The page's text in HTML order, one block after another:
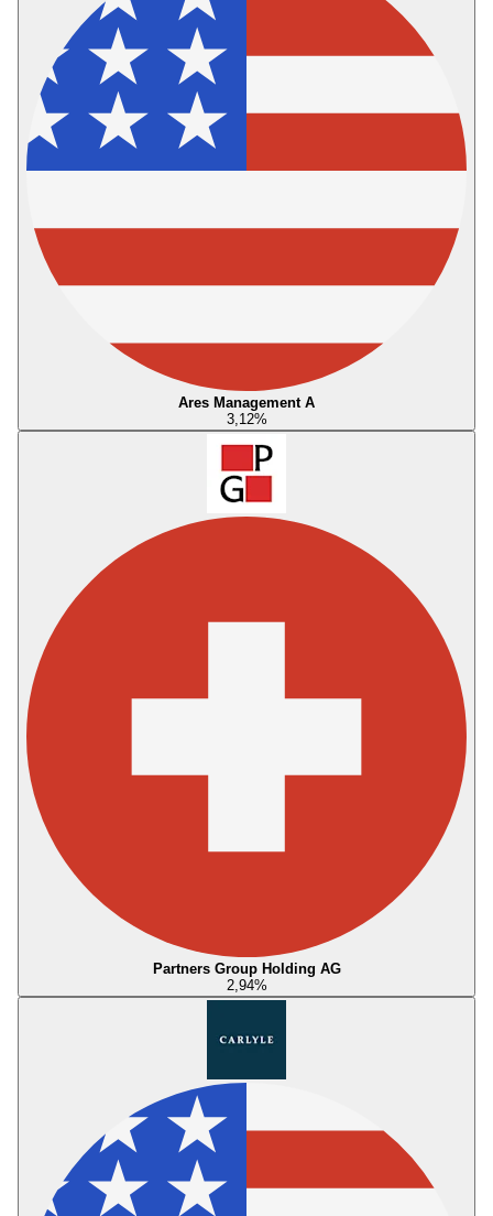
Ares Management A
3,12%
Partners Group Holding AG
2,94%